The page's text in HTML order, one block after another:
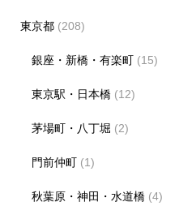
東京都 (208)
銀座・新橋・有楽町 (15)
東京駅・日本橋 (12)
茅場町・八丁堀 (2)
門前仲町 (1)
秋葉原・神田・水道橋 (4)